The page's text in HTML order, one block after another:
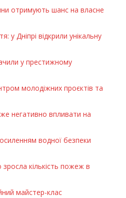
отримують шанс на власне
у Дніпрі відкрили унікальну
у престижному
молодіжних проєктів та
негативно впливати на
водної безпеки
кількість пожеж в
майстер-клас